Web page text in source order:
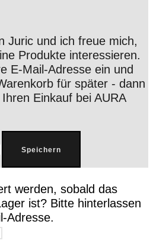
Juric und ich freue mich,
Produkte interessieren.
E-Mail-Adresse ein und
für später - dann
Einkauf bei AURA
Speichern
werden, sobald das
ist? Bitte hinterlassen
Adresse.